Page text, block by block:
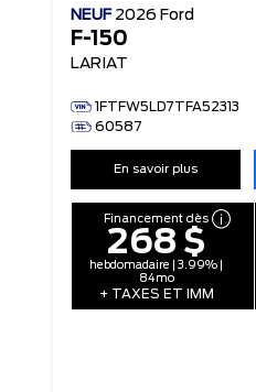
NEUF 2026 Ford
F-150
LARIAT
1FTFW5LD7TFA52313
60587
En savoir plus
Financement dès
268 $
hebdomadaire | 3.99% |
84mo
+ TAXES ET IMM